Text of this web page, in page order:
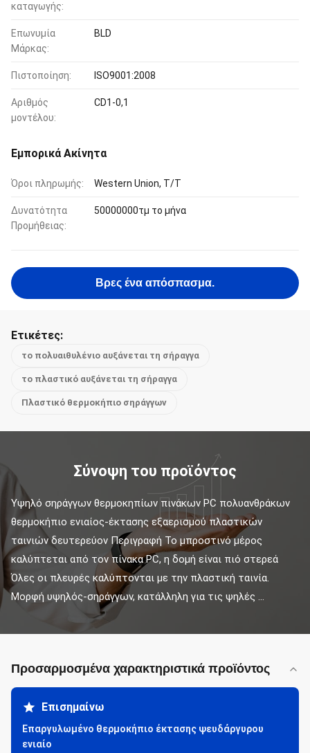
καταγωγής:
Επωνυμία
Μάρκας:
BLD
Πιστοποίηση: ISO9001:2008
Αριθμός
μοντέλου:
CD1-0,1
Εμπορικά Ακίνητα
Όροι πληρωμής: Western Union, T/T
Δυνατότητα
Προμήθειας:
50000000τμ το μήνα
Βρες ένα απόσπασμα.
Ετικέτες:
το πολυαιθυλένιο αυξάνεται τη σήραγγα
το πλαστικό αυξάνεται τη σήραγγα
Πλαστικό θερμοκήπιο σηράγγων
Σύνοψη του προϊόντος
Υψηλό σηράγγων θερμοκηπίων πινάκων PC πολυανθράκων
θερμοκήπιο ενιαίος-έκτασης εξαερισμού πλαστικών
ταινιών δευτερεύον Περιγραφή Το μπροστινό μέρος
καλύπτεται από τον πίνακα PC, η δομή είναι πιό στερεά
Όλες οι πλευρές καλύπτονται με την πλαστική ταινία.
Μορφή υψηλός-σηράγγων, κατάλληλη για τις ψηλές ...
Προσαρμοσμένα χαρακτηριστικά προϊόντος
Επισημαίνω
Επαργυλωμένο θερμοκήπιο έκτασης ψευδάργυρου
ενιαίο